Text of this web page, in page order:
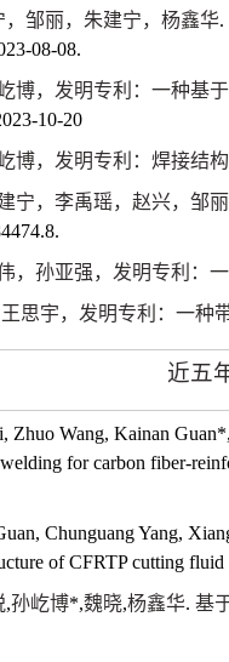
，邹丽，朱建宁，杨鑫华.
08-08.
博，发明专利：一种基
10-20
博，发明专利：焊接结
宁，李禹瑶，赵兴，邹
，孙亚强，发明专利：
思宇，发明专利：一种
近五
Zhuo Wang, Kainan
for carbon fiber-
Chunguang Yang,
of CFRTP cutting
,孙屹博*,魏晓,杨鑫华. 基